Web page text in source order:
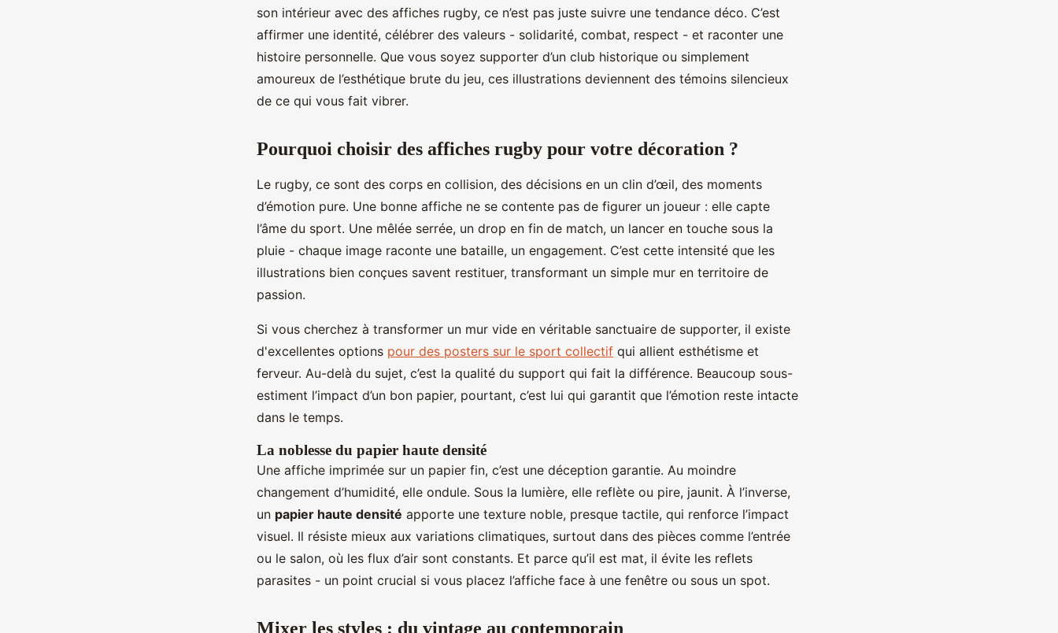
espace avec des affiches rugby
10 min de lecture
son intérieur avec des affiches rugby, ce n’est pas juste suivre une tendance déco. C’est
affirmer une identité, célébrer des valeurs - solidarité, combat, respect - et raconter une
histoire personnelle. Que vous soyez supporter d’un club historique ou simplement
amoureux de l’esthétique brute du jeu, ces illustrations deviennent des témoins silencieux
de ce qui vous fait vibrer.
Pourquoi choisir des affiches rugby pour votre décoration ?
Le rugby, ce sont des corps en collision, des décisions en un clin d’œil, des moments
d’émotion pure. Une bonne affiche ne se contente pas de figurer un joueur : elle capte
l’âme du sport. Une mêlée serrée, un drop en fin de match, un lancer en touche sous la
pluie - chaque image raconte une bataille, un engagement. C’est cette intensité que les
illustrations bien conçues savent restituer, transformant un simple mur en territoire de
passion.
Si vous cherchez à transformer un mur vide en véritable sanctuaire de supporter, il existe
d'excellentes options pour des posters sur le sport collectif qui allient esthétisme et
ferveur. Au-delà du sujet, c’est la qualité du support qui fait la différence. Beaucoup sous-
estiment l’impact d’un bon papier, pourtant, c’est lui qui garantit que l’émotion reste intacte
dans le temps.
La noblesse du papier haute densité
Une affiche imprimée sur un papier fin, c’est une déception garantie. Au moindre
changement d’humidité, elle ondule. Sous la lumière, elle reflète ou pire, jaunit. À l’inverse,
un papier haute densité apporte une texture noble, presque tactile, qui renforce l’impact
visuel. Il résiste mieux aux variations climatiques, surtout dans des pièces comme l’entrée
ou le salon, où les flux d’air sont constants. Et parce qu’il est mat, il évite les reflets
parasites - un point crucial si vous placez l’affiche face à une fenêtre ou sous un spot.
Mixer les styles : du vintage au contemporain